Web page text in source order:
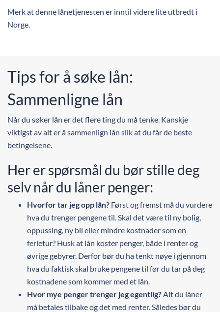
Merk at denne lånetjenesten er inntil videre lite utbredt i
Norge.
Tips for å søke lån:
Sammenligne lån
Når du søker lån er det flere ting du må tenke. Kanskje
viktigst av alt er å sammenlign lån slik at du får de beste
betingelsene.
Her er spørsmål du bør stille deg
selv når du låner penger:
Hvorfor tar jeg opp lån? Først og fremst må du vurdere
hva du trenger pengene til. Skal det være til ny bolig,
oppussing, ny bil eller mindre kostnader som en
ferietur? Husk at lån koster penger, både i renter og
øvrige gebyrer. Derfor bør du ha tenkt nøye i gjennom
hva du faktisk skal bruke pengene til før du tar på deg
kostnadene som kommer med et lån.
Hvor mye penger trenger jeg egentlig?Alt du låner
må betales tilbake og det med renter. Således bør du